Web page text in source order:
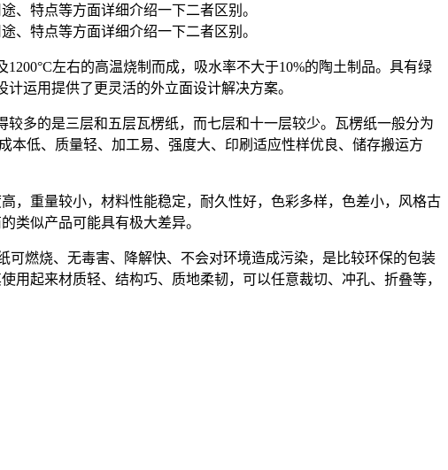
、特点等方面详细介绍一下二者区别。
、特点等方面详细介绍一下二者区别。
左右的高温烧制而成，吸水率不大于10%的陶土制品。具有绿
运用提供了更灵活的外立面设计解决方案。
多的是三层和五层瓦楞纸，而七层和十一层较少。瓦楞纸一般分为
低、质量轻、加工易、强度大、印刷适应性样优良、储存搬运方
，重量较小，材料性能稳定，耐久性好，色彩多样，色差小，风格古
类似产品可能具有极大差异。
可燃烧、无毒害、降解快、不会对环境造成污染，是比较环保的包装
起来材质轻、结构巧、质地柔韧，可以任意裁切、冲孔、折叠等，